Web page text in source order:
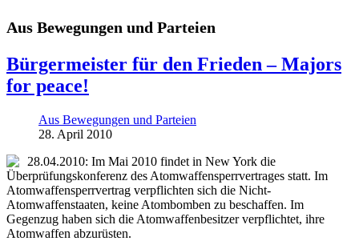
Aus Bewegungen und Parteien
Bürgermeister für den Frieden – Majors
for peace!
Aus Bewegungen und Parteien
28. April 2010
28.04.2010: Im Mai 2010 findet in New York die
Überprüfungskonferenz des Atomwaffensperrvertrages statt. Im
Atomwaffensperrvertrag verpflichten sich die Nicht-
Atomwaffenstaaten, keine Atombomben zu beschaffen. Im
Gegenzug haben sich die Atomwaffenbesitzer verpflichtet, ihre
Atomwaffen abzurüsten.